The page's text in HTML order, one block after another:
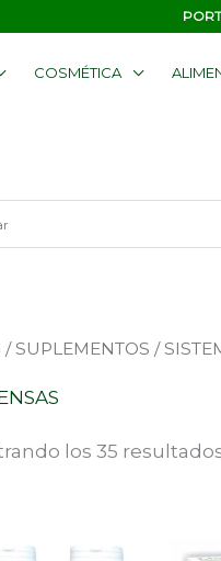
COSMÉTICA
/SUPLEMENTOS /
los 35